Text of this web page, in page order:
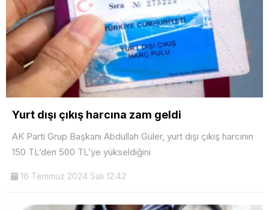
Yurt dışı çıkış harcına zam geldi
AK Parti Grup Başkanı Abdullah Güler, yurt dışı çıkış harcının
150 TL’den 500 TL’ye yükseldiğini
16 Temmuz 2024 Salı 12:42